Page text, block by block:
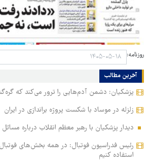
روزنامه:
آخرین مطالب
پزشکیان: دشمن آدم‌هایی را ترور می‌کند که
زلزله در موساد با شکست پروژه براندازی در ایران
دیدار پزشکیان با رهبر معظم انقلاب درباره
رئیس فدراسیون فوتبال: در همه بخش‌های
استفاده کنیم